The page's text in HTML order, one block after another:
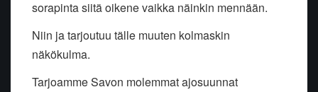
sorapinta siitä oikene vaikka näinkin mennään.
Niin ja tarjoutuu tälle muuten kolmaskin
näkökulma.
Tarjoamme Savon molemmat ajosuunnat